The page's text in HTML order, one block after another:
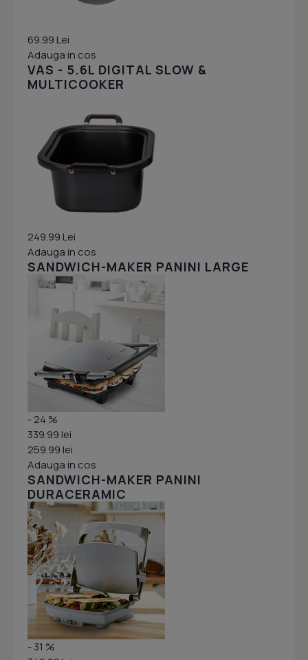
69.99 Lei
Adauga in cos
VAS - 5.6L DIGITAL SLOW &
MULTICOOKER
249.99 Lei
Adauga in cos
SANDWICH-MAKER PANINI LARGE
- 24 %
339.99 lei
259.99 lei
Adauga in cos
SANDWICH-MAKER PANINI
DURACERAMIC
- 31 %